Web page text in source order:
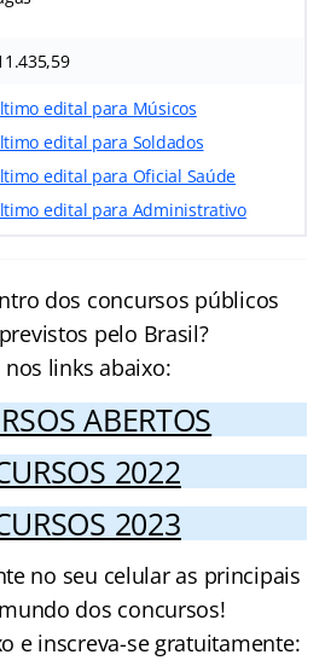
edital para Músicos
edital para Soldados
edital para Oficial Saúde
edital para Administrativo
dos concursos públicos
pelo Brasil?
nos links abaixo:
ABERTOS
2022
2023
no seu celular as principais
dos concursos!
e inscreva-se gratuitamente: